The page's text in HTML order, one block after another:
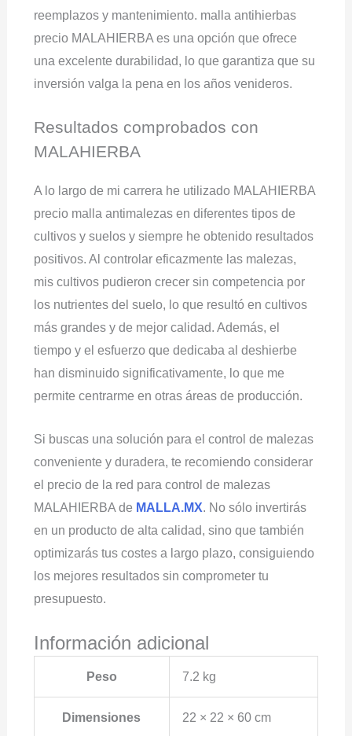
reemplazos y mantenimiento. malla antihierbas
precio MALAHIERBA es una opción que ofrece
una excelente durabilidad, lo que garantiza que su
inversión valga la pena en los años venideros.
Resultados comprobados con
MALAHIERBA
A lo largo de mi carrera he utilizado MALAHIERBA
precio malla antimalezas en diferentes tipos de
cultivos y suelos y siempre he obtenido resultados
positivos. Al controlar eficazmente las malezas,
mis cultivos pudieron crecer sin competencia por
los nutrientes del suelo, lo que resultó en cultivos
más grandes y de mejor calidad. Además, el
tiempo y el esfuerzo que dedicaba al deshierbe
han disminuido significativamente, lo que me
permite centrarme en otras áreas de producción.
Si buscas una solución para el control de malezas
conveniente y duradera, te recomiendo considerar
el precio de la red para control de malezas
MALAHIERBA de MALLA.MX. No sólo invertirás
en un producto de alta calidad, sino que también
optimizarás tus costes a largo plazo, consiguiendo
los mejores resultados sin comprometer tu
presupuesto.
Información adicional
Peso 7.2 kg
Dimensiones 22 × 22 × 60 cm